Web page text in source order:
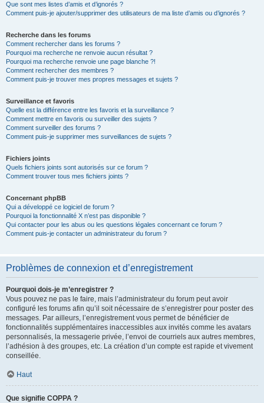
Que sont mes listes d’amis et d’ignorés ?
Comment puis-je ajouter/supprimer des utilisateurs de ma liste d’amis ou d’ignorés ?
Recherche dans les forums
Comment rechercher dans les forums ?
Pourquoi ma recherche ne renvoie aucun résultat ?
Pourquoi ma recherche renvoie une page blanche ?!
Comment rechercher des membres ?
Comment puis-je trouver mes propres messages et sujets ?
Surveillance et favoris
Quelle est la différence entre les favoris et la surveillance ?
Comment mettre en favoris ou surveiller des sujets ?
Comment surveiller des forums ?
Comment puis-je supprimer mes surveillances de sujets ?
Fichiers joints
Quels fichiers joints sont autorisés sur ce forum ?
Comment trouver tous mes fichiers joints ?
Concernant phpBB
Qui a développé ce logiciel de forum ?
Pourquoi la fonctionnalité X n’est pas disponible ?
Qui contacter pour les abus ou les questions légales concernant ce forum ?
Comment puis-je contacter un administrateur du forum ?
Problèmes de connexion et d’enregistrement
Pourquoi dois-je m’enregistrer ?
Vous pouvez ne pas le faire, mais l’administrateur du forum peut avoir
configuré les forums afin qu’il soit nécessaire de s’enregistrer pour poster des
messages. Par ailleurs, l’enregistrement vous permet de bénéficier de
fonctionnalités supplémentaires inaccessibles aux invités comme les avatars
personnalisés, la messagerie privée, l’envoi de courriels aux autres membres,
l’adhésion à des groupes, etc. La création d’un compte est rapide et vivement
conseillée.
Haut
Que signifie COPPA ?